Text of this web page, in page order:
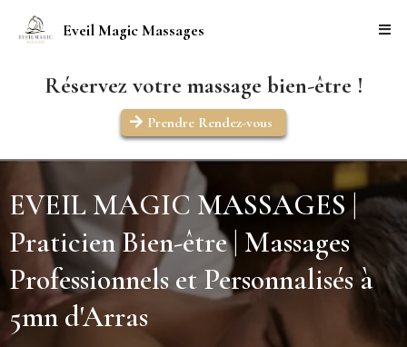
Eveil Magic Massages
Réservez votre massage bien-être !
Prendre Rendez-vous
EVEIL MAGIC MASSAGES |
Praticien Bien-être | Massages
Professionnels et Personnalisés à
5mn d'Arras